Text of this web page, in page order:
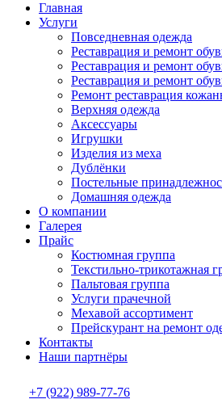
Главная
Услуги
Повседневная одежда
Реставрация и ремонт
Реставрация и ремонт
Реставрация и ремонт
Ремонт реставрация
Верхняя одежда
Аксессуары
Игрушки
Изделия из меха
Дублёнки
Постельные
Домашняя одежда
О компании
Галерея
Прайс
Костюмная группа
Текстильно-трикотажная
Пальтовая группа
Услуги прачечной
Мехавой ассортимент
Прейскурант на ремонт
Контакты
Наши партнёры
+7 (922) 989-77-76